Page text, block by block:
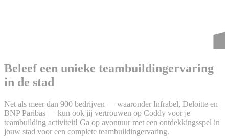
Beleef een unieke teambuildingervaring
in de stad
Net als meer dan 900 bedrijven — waaronder Infrabel, Deloitte en
BNP Paribas — kun ook jij vertrouwen op Coddy voor je
teambuilding activiteit! Ga op avontuur met een ontdekkingsspel in
jouw stad voor een complete teambuildingervaring.